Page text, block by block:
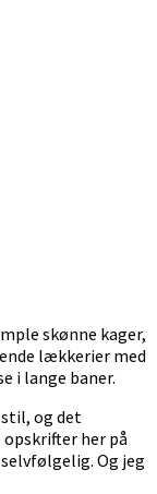
skønne kager,
lækkerier med
i lange baner.
og det
her på
Og jeg